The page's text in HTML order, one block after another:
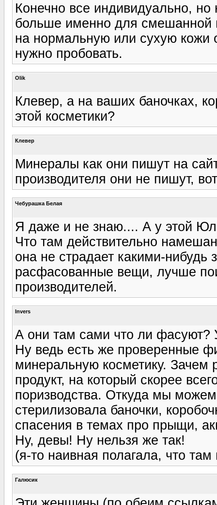
Конечно все индивидуально,
больше именно для смешанной
на нормальную или сухую кожи
нужно пробовать.
Olik
Клевер, а на ваших баночках,
этой косметики?
Клевер
Минералы как они пишут на
производителя они не пишут,
Чебурашка Белая
Я даже и не знаю.... А у этой
Что там действительно
она не страдает какими-нибудь
расфасованные вещи, лучше
производителей.
Invers
А они там сами что ли фасуют?
Ну ведь есть же проверенные
минеральную косметику. Зачем
продукт, на который скорее
поризводства. Откуда мы
стерилизовала баночки,
спасения в темах про прыщи,
Ну, девы! Ну нельзя же так!
(я-то наивная полагала, что
Галюсик